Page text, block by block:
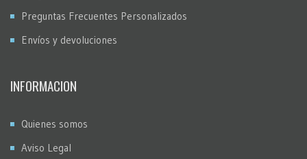
Preguntas Frecuentes Personalizados
Envíos y devoluciones
INFORMACION
Quienes somos
Aviso Legal